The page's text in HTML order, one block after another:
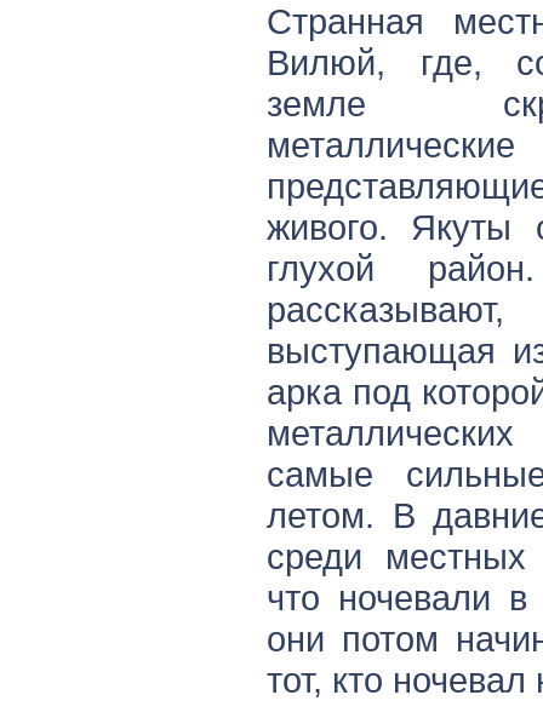
Странная
Вилюй, где,
земле
живого. Якуты
глухой
выступающая
арка под
самые
летом. В
среди местных
что ночевали
они потом
тот, кто